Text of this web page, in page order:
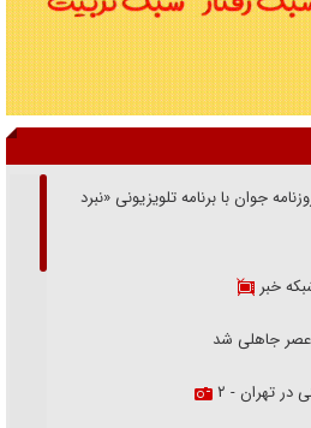
جوان با برنامه تلویزیونی «نبرد
جاهلی شد
در تهران - ۲